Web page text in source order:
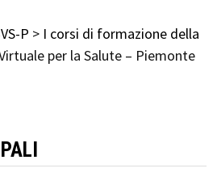
P > I corsi di formazione della
per la Salute – Piemonte